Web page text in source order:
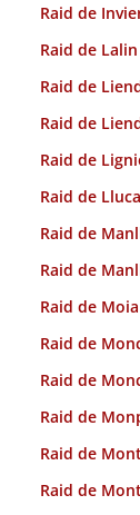
Raid de
Raid de
Raid de
Raid de
Raid de
Raid de
Raid de
Raid de
Raid de
Raid de
Raid de
Raid de
Raid de
Raid de